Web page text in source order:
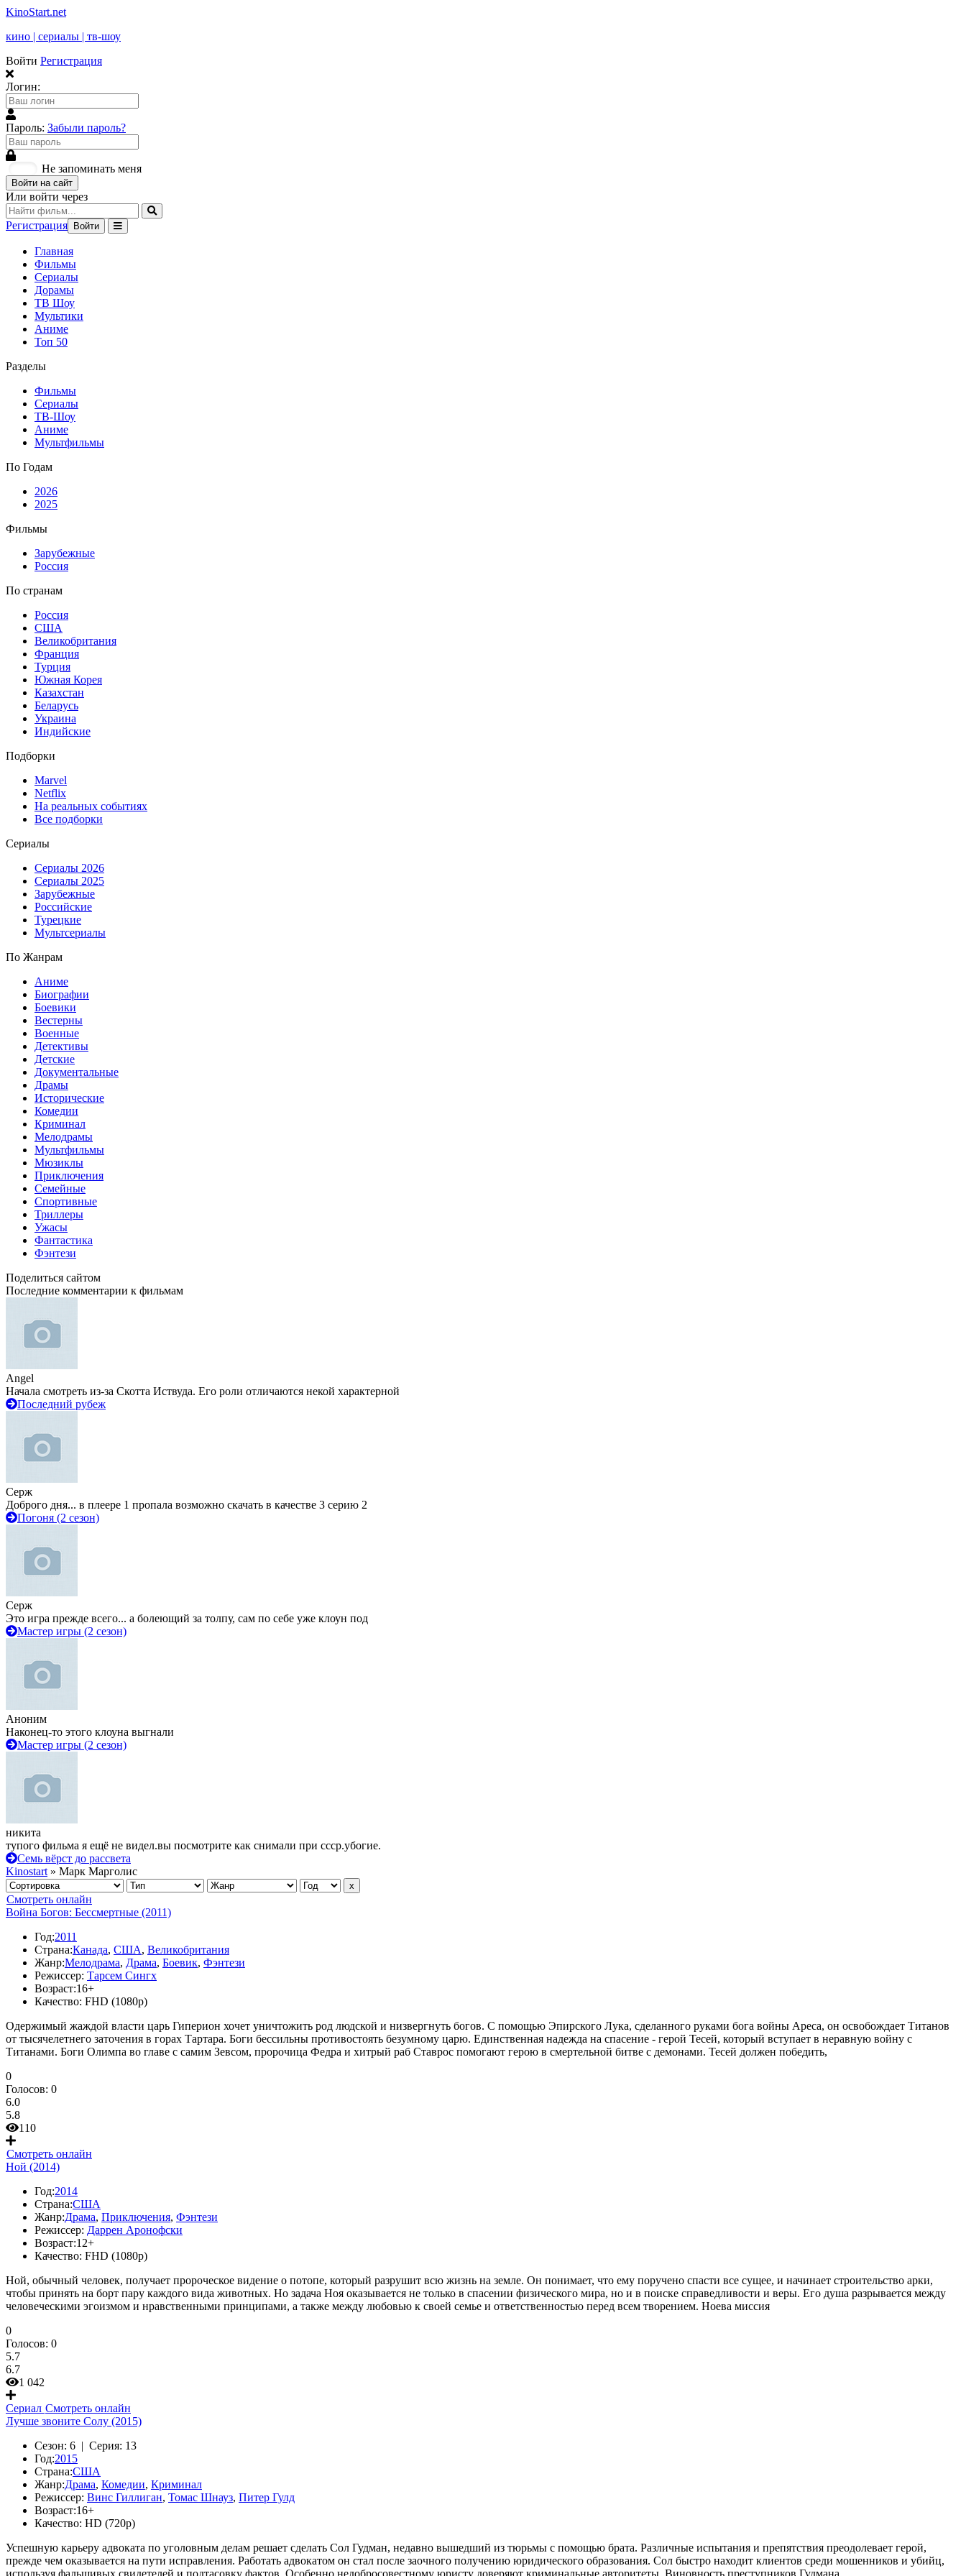
KinoStart.net
кино | сериалы | тв-шоу
Войти Регистрация
Логин:
Пароль: Забыли пароль?
Не запоминать меня
Войти на сайт
Или войти через
Регистрация Войти
Главная
Фильмы
Сериалы
Дорамы
ТВ Шоу
Мультики
Аниме
Топ 50
Разделы
Фильмы
Сериалы
ТВ-Шоу
Аниме
Мультфильмы
По Годам
2026
2025
Фильмы
Зарубежные
Россия
По странам
Россия
США
Великобритания
Франция
Турция
Южная Корея
Казахстан
Беларусь
Украина
Индийские
Подборки
Marvel
Netflix
На реальных событиях
Все подборки
Сериалы
Сериалы 2026
Сериалы 2025
Зарубежные
Российские
Турецкие
Мультсериалы
По Жанрам
Аниме
Биографии
Боевики
Вестерны
Военные
Детективы
Детские
Документальные
Драмы
Исторические
Комедии
Криминал
Мелодрамы
Мультфильмы
Мюзиклы
Приключения
Семейные
Спортивные
Триллеры
Ужасы
Фантастика
Фэнтези
Поделиться сайтом
Последние комментарии к фильмам
Angel
Начала смотреть из-за Скотта Иствуда. Его роли отличаются некой характерной
Последний рубеж
Серж
Доброго дня... в плеере 1 пропала возможно скачать в качестве 3 серию 2
Погоня (2 сезон)
Серж
Это игра прежде всего... а болеющий за толпу, сам по себе уже клоун под
Мастер игры (2 сезон)
Аноним
Наконец-то этого клоуна выгнали
Мастер игры (2 сезон)
никита
тупого фильма я ещё не видел.вы посмотрите как снимали при ссср.убогие.
Семь вёрст до рассвета
Kinostart » Марк Марголис
Смотреть онлайн
Война Богов: Бессмертные (2011)
Год:2011
Страна:Канада, США, Великобритания
Жанр:Мелодрама, Драма, Боевик, Фэнтези
Режиссер: Тарсем Сингх
Возраст:16+
Качество: FHD (1080p)
Одержимый жаждой власти царь Гиперион хочет уничтожить род людской и низвергнуть богов. С помощью Эпирского Лука, сделанного руками бога войны Ареса, он освобождает Титанов
от тысячелетнего заточения в горах Тартара. Боги бессильны противостоять безумному царю. Единственная надежда на спасение - герой Тесей, который вступает в неравную войну с
Титанами. Боги Олимпа во главе с самим Зевсом, пророчица Федра и хитрый раб Ставрос помогают герою в смертельной битве с демонами. Тесей должен победить,
0
Голосов: 0
6.0
5.8
110
Смотреть онлайн
Ной (2014)
Год:2014
Страна:США
Жанр:Драма, Приключения, Фэнтези
Режиссер: Даррен Аронофски
Возраст:12+
Качество: FHD (1080p)
Ной, обычный человек, получает пророческое видение о потопе, который разрушит всю жизнь на земле. Он понимает, что ему поручено спасти все сущее, и начинает строительство арки,
чтобы принять на борт пару каждого вида животных. Но задача Ноя оказывается не только в спасении физического мира, но и в поиске справедливости и веры. Его душа разрывается между
человеческими эгоизмом и нравственными принципами, а также между любовью к своей семье и ответственностью перед всем творением. Ноева миссия
0
Голосов: 0
5.7
6.7
1 042
Сериал Смотреть онлайн
Лучше звоните Солу (2015)
Сезон: 6 | Серия: 13
Год:2015
Страна:США
Жанр:Драма, Комедии, Криминал
Режиссер: Винс Гиллиган, Томас Шнауз, Питер Гулд
Возраст:16+
Качество: HD (720p)
Успешную карьеру адвоката по уголовным делам решает сделать Сол Гудман, недавно вышедший из тюрьмы с помощью брата. Различные испытания и препятствия преодолевает герой,
прежде чем оказывается на пути исправления. Работать адвокатом он стал после заочного получению юридического образования. Сол быстро находит клиентов среди мошенников и убийц,
используя фальшивых свидетелей и подтасовку фактов. Особенно недобросовестному юристу доверяют криминальные авторитеты. Виновность преступников Гудмана